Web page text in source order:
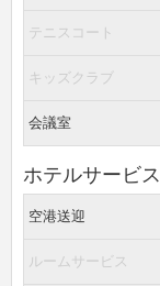
テニスコート
キッズクラブ
会議室
ホテルサービス
空港送迎
ルームサービス